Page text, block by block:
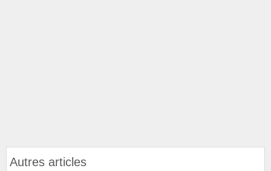
Autres articles